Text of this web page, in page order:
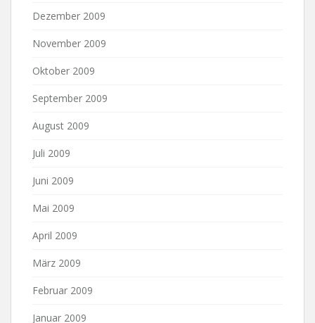
Dezember 2009
November 2009
Oktober 2009
September 2009
August 2009
Juli 2009
Juni 2009
Mai 2009
April 2009
März 2009
Februar 2009
Januar 2009